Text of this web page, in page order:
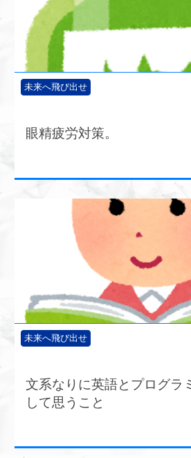
未来へ飛び出せ
眼精疲労対策。
未来へ飛び出せ
文系なりに英語とプログラ
して思うこと